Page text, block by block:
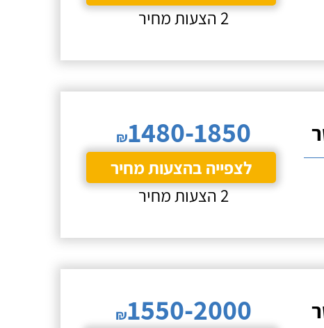
2 הצעות מחיר
₪1480-1850
לצפייה בהצעות מחיר
2 הצעות מחיר
₪1550-2000